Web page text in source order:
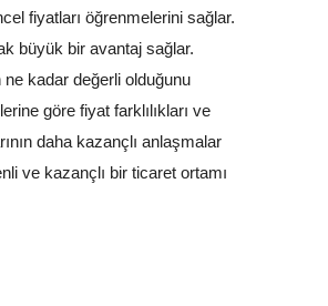
fiyatları öğrenmelerini sağlar.
büyük bir avantaj sağlar.
ne kadar değerli olduğunu
göre fiyat farklılıkları ve
daha kazançlı anlaşmalar
ve kazançlı bir ticaret ortamı